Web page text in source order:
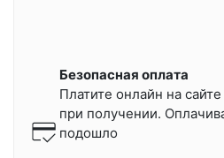
Безопасная оплата
Платите онлайн на
при получении.
подошло